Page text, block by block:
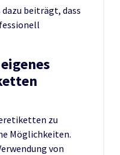
beiträgt, dass
zu
Möglichkeiten.
von